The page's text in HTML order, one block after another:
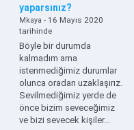
yaparsınız?
Mkaya - 16 Mayıs 2020
tarihinde
Böyle bir durumda
kalmadım ama
istenmediğimiz durumlar
olunca oradan uzaklaşırız.
Sevilmediğimiz yerde de
önce bizim seveceğimiz
ve bizi sevecek kişiler...